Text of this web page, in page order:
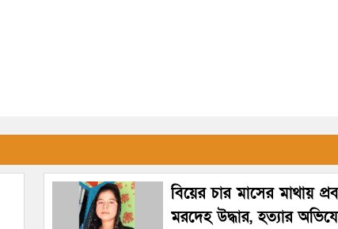
বিয়ের চার মাসের মাথায়
মরদেহ উদ্ধার, হত্যার